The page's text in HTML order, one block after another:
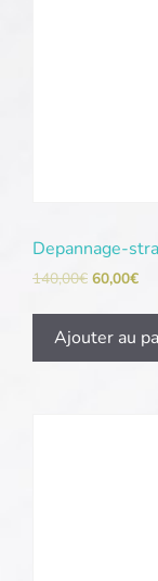
Depannage-
140,00€ 60,00€
Ajouter au